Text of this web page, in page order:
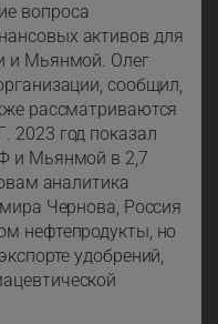
вопроса
активов для
и Мьянмой. Олег
сообщил,
рассматриваются
год показал
и Мьянмой в 2,7
аналитика
Чернова, Россия
нефтепродукты, но
удобрений,